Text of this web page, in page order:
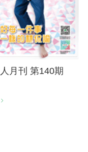
月刊 第140期